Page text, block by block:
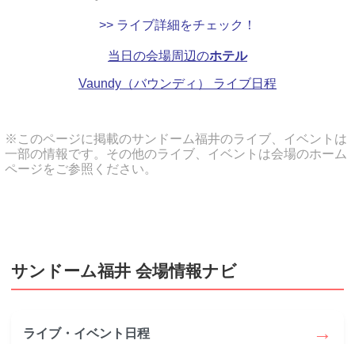
>> ライブ詳細をチェック！
当日の会場周辺のホテル
Vaundy（バウンディ） ライブ日程
※このページに掲載のサンドーム福井のライブ、イベントは
一部の情報です。その他のライブ、イベントは会場のホーム
ページをご参照ください。
サンドーム福井 会場情報ナビ
ライブ・イベント日程 →